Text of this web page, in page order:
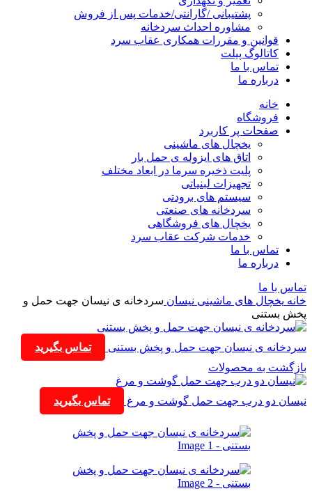
پشتیبانی /گارانتی/خدمات پس از فروش
مشاوره احداث سردخانه
قوانین و مقررات همکاری عقاب سرد
کاتالوگ پیلت
تماس با ما
درباره ما
خانه
فروشگاه
صفحات پر کاربرد
یخچال های ماشینی
اتاق های ایزوله ی حمل بار
پلیت ذخیره سرما در ابعاد مختلف
تجهیزات لبنیاتی
سیستم های برودتی
سردخانه های صنعتی
یخچال های فروشگاهی
خدمات شرکت عقاب سرد
تماس با ما
درباره ما
تماس با ما
خانه یخچال های ماشینی نیسان سردخانه ی نیسان جهت حمل و
پخش بستنی
سردخانه ی نیسان جهت حمل و پخش بستنی
تماس بگیرید
بازگشت به محصولات
نیسان دو درب جهت حمل گوشت و مرغ تماس بگیرید